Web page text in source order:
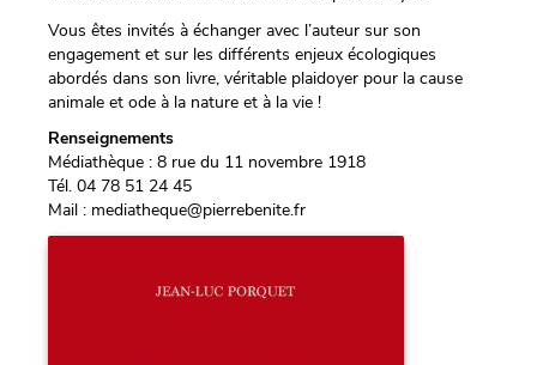
Vous êtes invités à échanger avec l’auteur sur son
engagement et sur les différents enjeux écologiques
abordés dans son livre, véritable plaidoyer pour la cause
animale et ode à la nature et à la vie !
Renseignements
Médiathèque : 8 rue du 11 novembre 1918
Tél. 04 78 51 24 45
Mail : mediatheque@pierrebenite.fr